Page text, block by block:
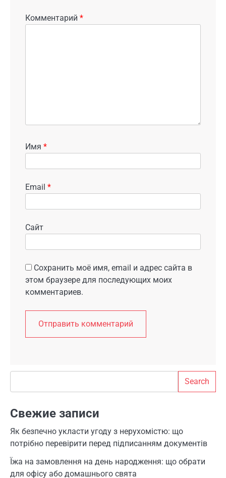
Комментарий *
Имя *
Email *
Сайт
Сохранить моё имя, email и адрес сайта в
этом браузере для последующих моих
комментариев.
Search
Свежие записи
Як безпечно укласти угоду з нерухомістю: що
потрібно перевірити перед підписанням документів
Їжа на замовлення на день народження: що обрати
для офісу або домашнього свята